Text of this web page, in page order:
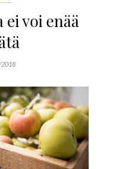
ei voi enää